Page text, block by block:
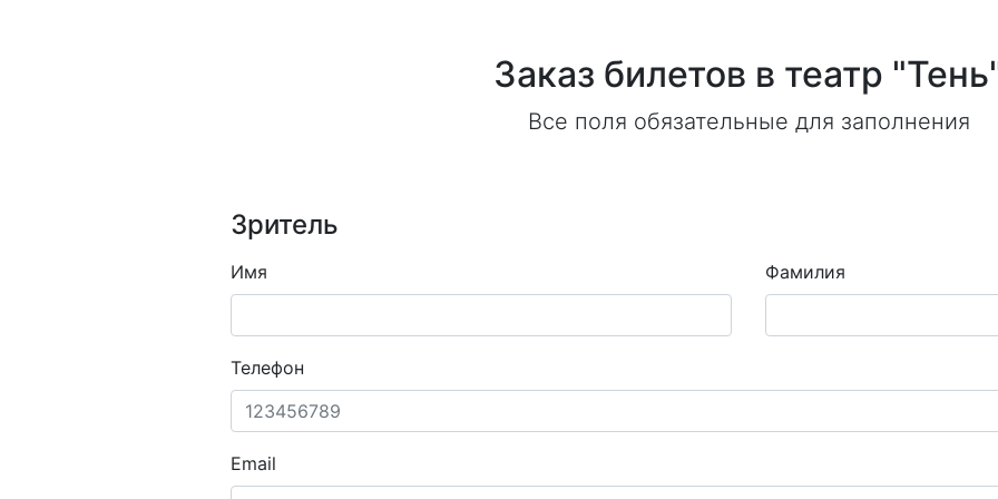
Заказ билетов в театр
Все поля обязательные для заполнения
Зритель
Имя Фамилия
Телефон
Email